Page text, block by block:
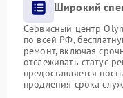
Широкий
Сервисный центр
по всей РФ,
ремонт, включая
отслеживать статус
предоставляется
продления срока